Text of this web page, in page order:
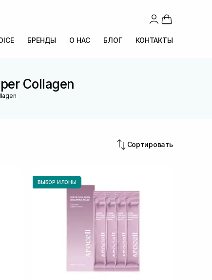
БРЕНДЫ О НАС БЛОГ КОНТАКТЫ
Collagen
Сортировать
ВЫБОР ИЛОНЫ